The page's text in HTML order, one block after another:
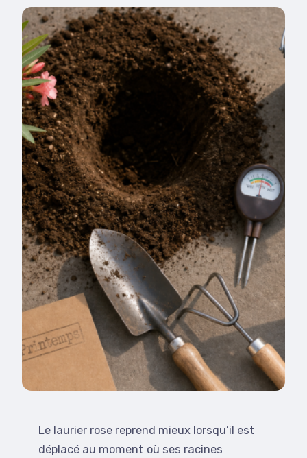
Le laurier rose reprend mieux lorsqu’il est
déplacé au moment où ses racines